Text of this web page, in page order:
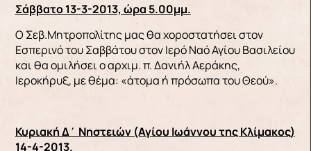
Σάββατο 13-3-2013, ώρα 5.00μμ.
Ο Σεβ.Μητροπολίτης μας θα χοροστατήσει στον
Εσπερινό του Σαββάτου στον Ιερό Ναό Αγίου Βασιλείου
και θα ομιλήσει ο αρχιμ. π. Δανιήλ Αεράκης,
Ιεροκήρυξ, με θέμα: «άτομα ή πρόσωπα του Θεού».
Κυριακή Δ΄ Νηστειών (Αγίου Ιωάννου της Κλίμακος)
14-4-2013.